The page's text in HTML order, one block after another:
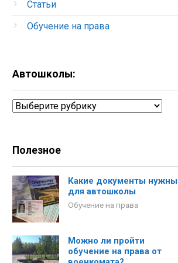
Статьи
Обучение на права
Автошколы:
Автошколы:
Полезное
Какие документы нужны
для автошколы
Обучение на права
Можно ли пройти
обучение на права от